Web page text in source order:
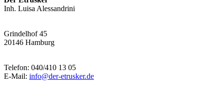
Inh. Luisa Alessandrini
Grindelhof 45
20146 Hamburg
Telefon: 040/410 13 05
E-Mail: info@der-etrusker.de